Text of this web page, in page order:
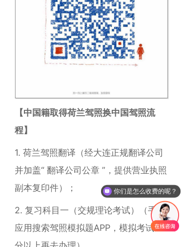
【中国籍取得荷兰驾照换中国驾照流
程】
1. 荷兰驾照翻译（经大连正规翻译公司
并加盖“ 翻译公司公章 ”，提供营业执照
副本复印件）；
2. 复习科目一 （交规理论考试）
（手机
应用搜索驾照模拟题APP，模拟考试90
你们是怎么收费的呢？